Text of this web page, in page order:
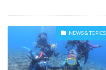
NEWS & TOPICS